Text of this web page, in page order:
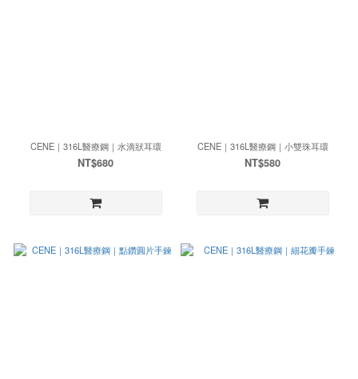
CENE｜316L醫療鋼｜水滴狀耳環
NT$680
CENE｜316L醫療鋼｜小雙珠耳環
NT$580